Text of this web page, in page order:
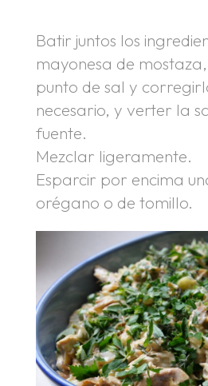
Batir juntos los
mayonesa de
punto de sal y
necesario, y verter la
fuente.
Mezclar ligeramente.
Esparcir por encima
orégano o de tomillo.